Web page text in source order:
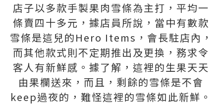
店子以多款手製果肉雪條為主打，平均一
條賣四十多元，據店員所說，當中有數款
雪條是這兒的Hero Items ，會長駐店內，
而其他款式則不定期推出及更換，務求令
客人有新鮮感。據了解，這裡的生果天天
由果欄送來，而且，剩餘的雪條是不會
keep過夜的，難怪這裡的雪條如此新鮮。